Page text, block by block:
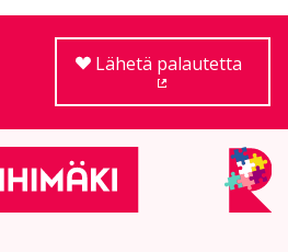
Lähetä palautetta